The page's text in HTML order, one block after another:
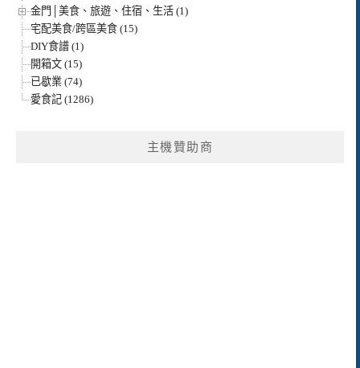
金門│美食、旅遊、住宿、生活 (1)
宅配美食/跨區美食 (15)
DIY食譜 (1)
開箱文 (15)
已歇業 (74)
愛食記 (1286)
主機贊助商